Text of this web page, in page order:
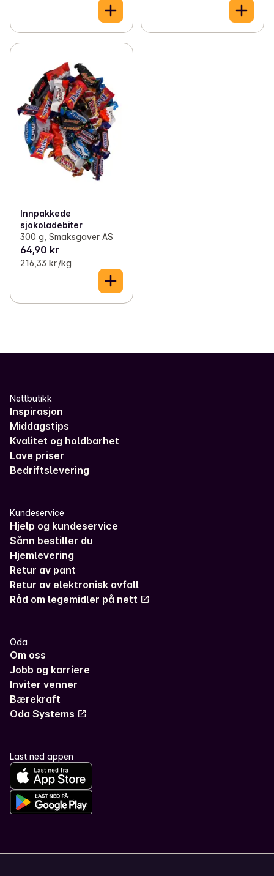
Innpakkede
sjokoladebiter
300 g, Smaksgaver AS
64,90 kr
216,33 kr /kg
Nettbutikk
Inspirasjon
Middagstips
Kvalitet og holdbarhet
Lave priser
Bedriftslevering
Kundeservice
Hjelp og kundeservice
Sånn bestiller du
Hjemlevering
Retur av pant
Retur av elektronisk avfall
Råd om legemidler på nett
Oda
Om oss
Jobb og karriere
Inviter venner
Bærekraft
Oda Systems
Last ned appen